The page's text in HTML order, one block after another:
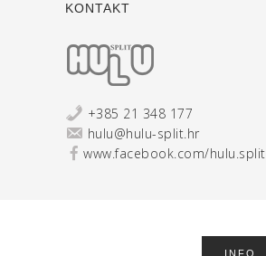
KONTAKT
+385 21 348 177
hulu@hulu-split.hr
www.facebook.com/hulu.split
INFO